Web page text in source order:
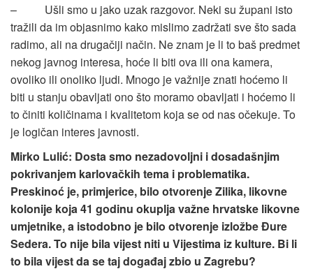
– Ušli smo u jako uzak razgovor. Neki su župani isto
tražili da im objasnimo kako mislimo zadržati sve što sada
radimo, ali na drugačiji način. Ne znam je li to baš predmet
nekog javnog interesa, hoće li biti ova ili ona kamera,
ovoliko ili onoliko ljudi. Mnogo je važnije znati hoćemo li
biti u stanju obavljati ono što moramo obavljati i hoćemo li
to činiti količinama i kvalitetom koja se od nas očekuje. To
je logičan interes javnosti.
Mirko Lulić: Dosta smo nezadovoljni i dosadašnjim
pokrivanjem karlovačkih tema i problematika.
Preskinoć je, primjerice, bilo otvorenje Zilika, likovne
kolonije koja 41 godinu okuplja važne hrvatske likovne
umjetnike, a istodobno je bilo otvorenje izložbe Đure
Sedera. To nije bila vijest niti u Vijestima iz kulture. Bi li
to bila vijest da se taj događaj zbio u Zagrebu?